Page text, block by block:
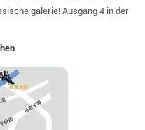
galerie! Ausgang 4 in der